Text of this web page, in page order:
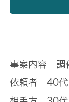
事案内容 調
依頼者 40代